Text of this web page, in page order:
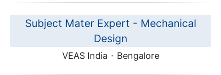
Subject Mater Expert - Mechanical
Design
VEAS India · Bengalore